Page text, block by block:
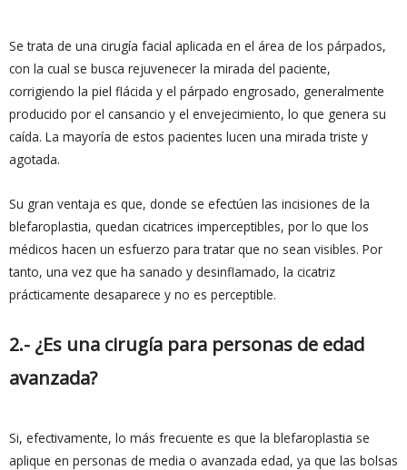
Se trata de una cirugía facial aplicada en el área de los párpados,
con la cual se busca rejuvenecer la mirada del paciente,
corrigiendo la piel flácida y el párpado engrosado, generalmente
producido por el cansancio y el envejecimiento, lo que genera su
caída. La mayoría de estos pacientes lucen una mirada triste y
agotada.
Su gran ventaja es que, donde se efectúen las incisiones de la
blefaroplastia, quedan cicatrices imperceptibles, por lo que los
médicos hacen un esfuerzo para tratar que no sean visibles. Por
tanto, una vez que ha sanado y desinflamado, la cicatriz
prácticamente desaparece y no es perceptible.
2.- ¿Es una cirugía para personas de edad
avanzada?
Si, efectivamente, lo más frecuente es que la blefaroplastia se
aplique en personas de media o avanzada edad, ya que las bolsas